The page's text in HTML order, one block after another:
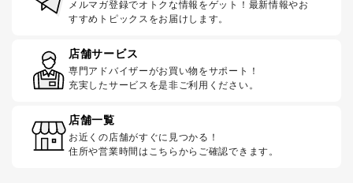
メルマガ登録でオトクな情報をゲット！最新情報やお
すすめトピックスをお届けします。
店舗サービス
専門アドバイザーがお買い物をサポート！
充実したサービスを是非ご利用ください。
店舗一覧
お近くの店舗がすぐに見つかる！
住所や営業時間はこちらからご確認できます。